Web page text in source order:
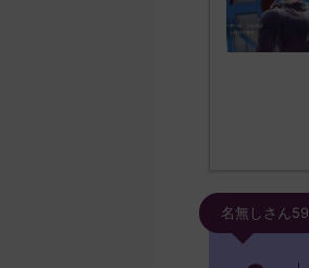
名無しさん59